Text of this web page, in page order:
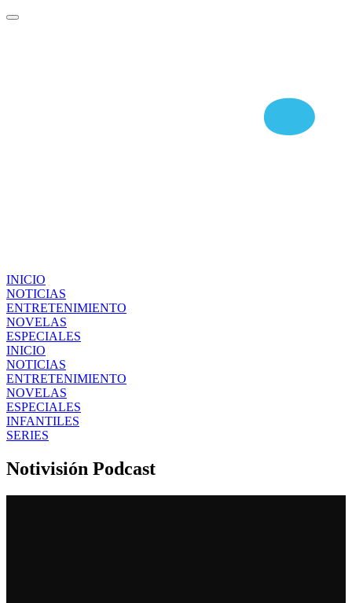
INICIO
NOTICIAS
ENTRETENIMIENTO
NOVELAS
ESPECIALES
INICIO
NOTICIAS
ENTRETENIMIENTO
NOVELAS
ESPECIALES
INFANTILES
SERIES
Notivisión Podcast